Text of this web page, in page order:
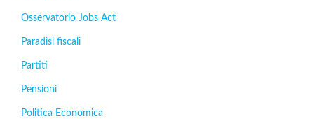
Osservatorio Jobs Act
Paradisi fiscali
Partiti
Pensioni
Politica Economica